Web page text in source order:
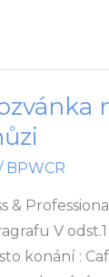
BPWCR
&
V
konání :